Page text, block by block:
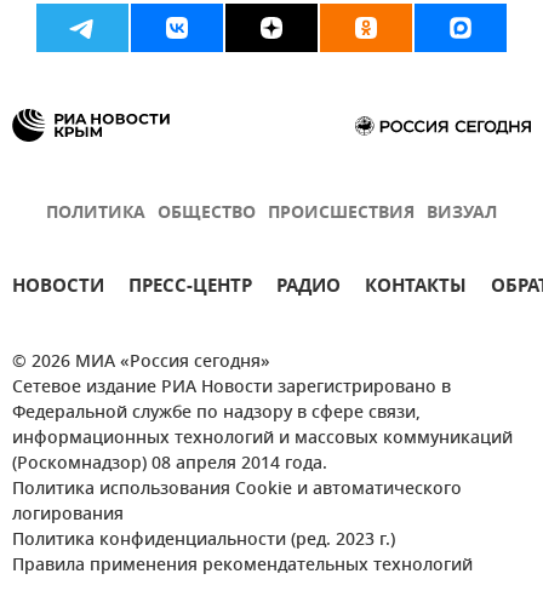
ПОЛИТИКА ОБЩЕСТВО ПРОИСШЕСТВИЯ ВИЗУАЛ
НОВОСТИ ПРЕСС-ЦЕНТР РАДИО КОНТАКТЫ
© 2026 МИА «Россия сегодня»
Сетевое издание РИА Новости зарегистрировано в
Федеральной службе по надзору в сфере связи,
информационных технологий и массовых коммуникаций
(Роскомнадзор) 08 апреля 2014 года.
Политика использования Cookie и автоматического
логирования
Политика конфиденциальности (ред. 2023 г.)
Правила применения рекомендательных технологий